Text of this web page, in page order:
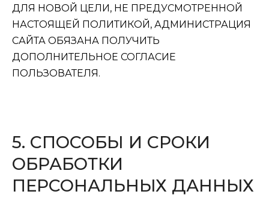
ДЛЯ НОВОЙ ЦЕЛИ, НЕ ПРЕДУСМОТРЕННОЙ
НАСТОЯЩЕЙ ПОЛИТИКОЙ, АДМИНИСТРАЦИЯ
САЙТА ОБЯЗАНА ПОЛУЧИТЬ
ДОПОЛНИТЕЛЬНОЕ СОГЛАСИЕ
ПОЛЬЗОВАТЕЛЯ.
5. СПОСОБЫ И СРОКИ
ОБРАБОТКИ
ПЕРСОНАЛЬНЫХ ДАННЫХ